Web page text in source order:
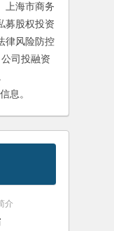
上海市商务
募股权投资
律风险防控
司投融资
息。
介